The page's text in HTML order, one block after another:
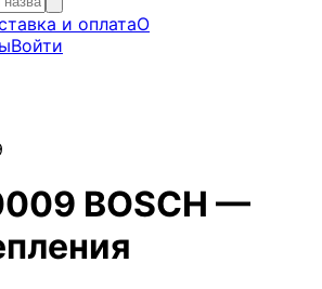
и оплатаО
Войти
BOSCH —